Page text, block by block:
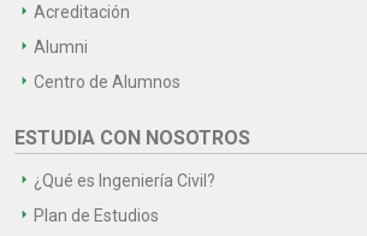
Acreditación
Alumni
Centro de Alumnos
ESTUDIA CON NOSOTROS
¿Qué es Ingeniería Civil?
Plan de Estudios